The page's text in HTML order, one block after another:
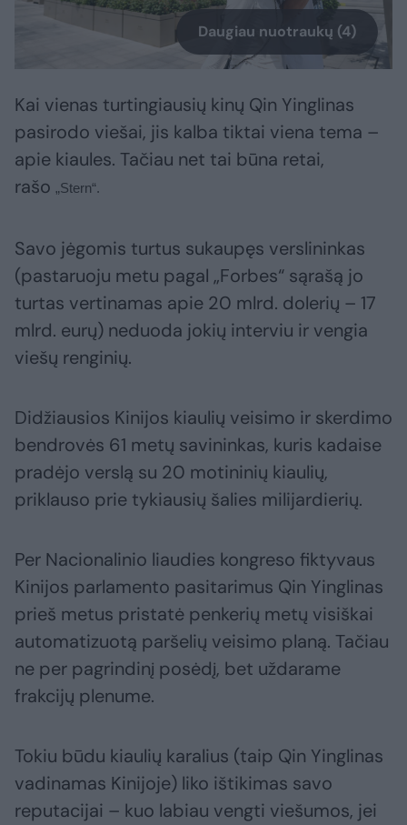
Daugiau nuotraukų (4)
Kai vienas turtingiausių kinų Qin Yinglinas
pasirodo viešai, jis kalba tiktai viena tema –
apie kiaules. Tačiau net tai būna retai,
rašo „Stern“.
Savo jėgomis turtus sukaupęs verslininkas
(pastaruoju metu pagal „Forbes“ sąrašą jo
turtas vertinamas apie 20 mlrd. dolerių – 17
mlrd. eurų) neduoda jokių interviu ir vengia
viešų renginių.
Didžiausios Kinijos kiaulių veisimo ir skerdimo
bendrovės 61 metų savininkas, kuris kadaise
pradėjo verslą su 20 motininių kiaulių,
priklauso prie tykiausių šalies milijardierių.
Per Nacionalinio liaudies kongreso fiktyvaus
Kinijos parlamento pasitarimus Qin Yinglinas
prieš metus pristatė penkerių metų visiškai
automatizuotą paršelių veisimo planą. Tačiau
ne per pagrindinį posėdį, bet uždarame
frakcijų plenume.
Tokiu būdu kiaulių karalius (taip Qin Yinglinas
vadinamas Kinijoje) liko ištikimas savo
reputacijai – kuo labiau vengti viešumos, jei